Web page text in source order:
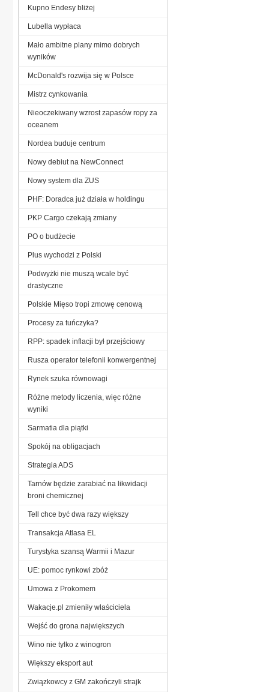
Kupno Endesy bliżej
Lubella wypłaca
Mało ambitne plany mimo dobrych
wyników
McDonald's rozwija się w Polsce
Mistrz cynkowania
Nieoczekiwany wzrost zapasów ropy za
oceanem
Nordea buduje centrum
Nowy debiut na NewConnect
Nowy system dla ZUS
PHF: Doradca już działa w holdingu
PKP Cargo czekają zmiany
PO o budżecie
Plus wychodzi z Polski
Podwyżki nie muszą wcale być
drastyczne
Polskie Mięso tropi zmowę cenową
Procesy za tuńczyka?
RPP: spadek inflacji był przejściowy
Rusza operator telefonii konwergentnej
Rynek szuka równowagi
Różne metody liczenia, więc różne
wyniki
Sarmatia dla piątki
Spokój na obligacjach
Strategia ADS
Tarnów będzie zarabiać na likwidacji
broni chemicznej
Tell chce być dwa razy większy
Transakcja Atlasa EL
Turystyka szansą Warmii i Mazur
UE: pomoc rynkowi zbóż
Umowa z Prokomem
Wakacje.pl zmieniły właściciela
Wejść do grona największych
Wino nie tylko z winogron
Większy eksport aut
Związkowcy z GM zakończyli strajk